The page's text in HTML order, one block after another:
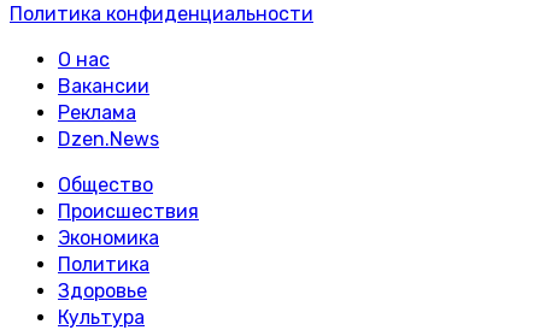
Политика конфиденциальности
О нас
Вакансии
Реклама
Dzen.News
Общество
Происшествия
Экономика
Политика
Здоровье
Культура